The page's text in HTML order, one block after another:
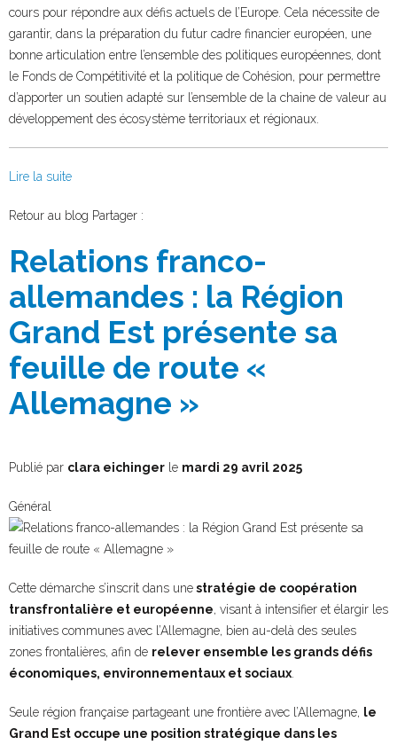
cours pour répondre aux défis actuels de l’Europe. Cela nécessite de
garantir, dans la préparation du futur cadre financier européen, une
bonne articulation entre l’ensemble des politiques européennes, dont
le Fonds de Compétitivité et la politique de Cohésion, pour permettre
d’apporter un soutien adapté sur l’ensemble de la chaine de valeur au
développement des écosystème territoriaux et régionaux.
Lire la suite
Retour au blog Partager :
Relations franco-
allemandes : la Région
Grand Est présente sa
feuille de route «
Allemagne »
Publié par clara eichinger le mardi 29 avril 2025
Général
Cette démarche s’inscrit dans unestratégie de coopération
transfrontalière et européenne, visant à intensifier et élargir les
initiatives communes avec l’Allemagne, bien au-delà des seules
zones frontalières, afin de relever ensemble les grands défis
économiques, environnementaux et sociaux.
Seule région française partageant une frontière avec l’Allemagne, le
Grand Est occupe une position stratégique dans les